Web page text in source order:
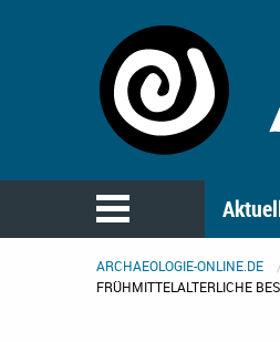
ARCHAEOLOGIE-ONLINE.DE
FRÜHMITTELALTERLICHE